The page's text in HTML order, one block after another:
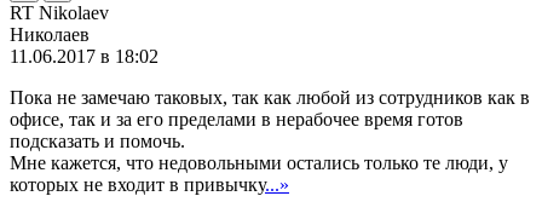
RT Nikolaev
Николаев
11.06.2017 в 18:02
Пока не замечаю таковых, так как любой из сотрудников как в
офисе, так и за его пределами в нерабочее время готов
подсказать и помочь.
Мне кажется, что недовольными остались только те люди, у
которых не входит в привычку...»